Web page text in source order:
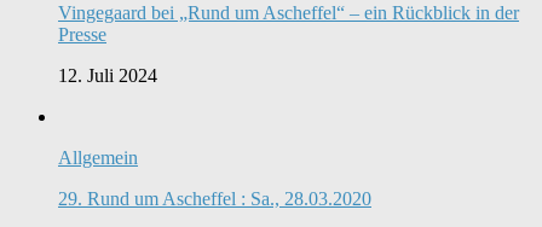
Vingegaard bei „Rund um Ascheffel“ – ein Rückblick in der
Presse
12. Juli 2024
Allgemein
29. Rund um Ascheffel : Sa., 28.03.2020